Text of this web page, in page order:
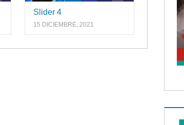
Slider 4
15 DICIEMBRE, 2021